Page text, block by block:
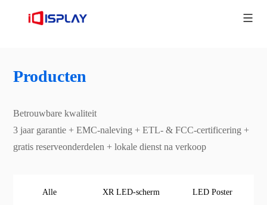
Producten
Betrouwbare kwaliteit
3 jaar garantie + EMC-naleving + ETL- & FCC-certificering +
gratis reserveonderdelen + lokale dienst na verkoop
Alle XR LED-scherm LED Poster